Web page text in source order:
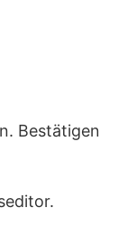
Bestätigen